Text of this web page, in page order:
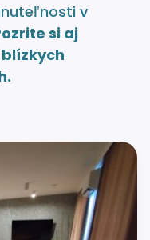
v
si aj